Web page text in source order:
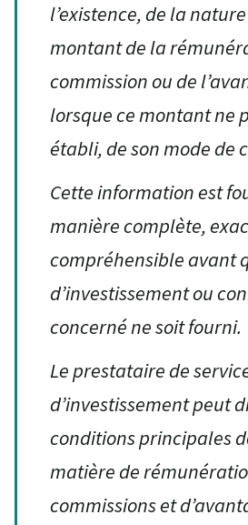
l’existence, de la
montant de la
commission ou de
lorsque ce montant ne
établi, de son mode de
Cette information est
manière complète,
compréhensible avant
d’investissement ou
concerné ne soit fourni.
Le prestataire de
d’investissement peut
conditions principales
matière de
commissions et